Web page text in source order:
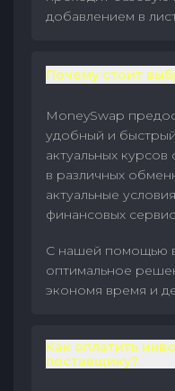
добавлением в
Почему стоит
MoneySwap
удобный и
актуальных
в различных
актуальные
финансовых
С нашей помощью
оптимальное
экономя время и
Как оплатить
поставщику?